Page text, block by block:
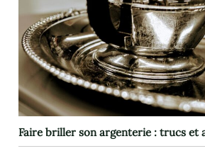
Faire briller son argenterie : trucs et